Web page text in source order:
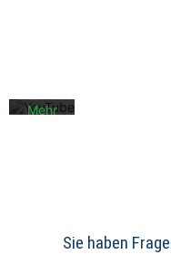
Mehr
immerSie haben